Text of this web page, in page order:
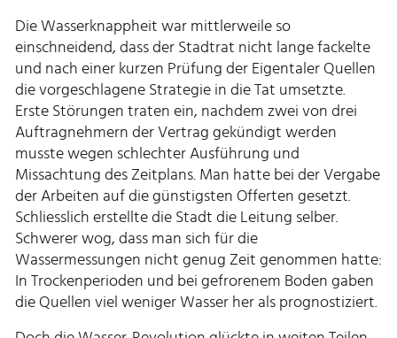
Die Wasserknappheit war mittlerweile so
einschneidend, dass der Stadtrat nicht lange fackelte
und nach einer kurzen Prüfung der Eigentaler Quellen
die vorgeschlagene Strategie in die Tat umsetzte.
Erste Störungen traten ein, nachdem zwei von drei
Auftragnehmern der Vertrag gekündigt werden
musste wegen schlechter Ausführung und
Missachtung des Zeitplans. Man hatte bei der Vergabe
der Arbeiten auf die günstigsten Offerten gesetzt.
Schliesslich erstellte die Stadt die Leitung selber.
Schwerer wog, dass man sich für die
Wassermessungen nicht genug Zeit genommen hatte:
In Trockenperioden und bei gefrorenem Boden gaben
die Quellen viel weniger Wasser her als prognostiziert.